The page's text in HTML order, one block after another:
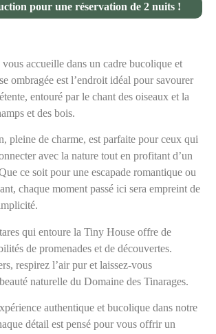
pour une réservation de 2 nuits !
accueille dans un cadre bucolique et
ombragée est l’endroit idéal pour savourer
entouré par le chant des oiseaux et la
et des bois.
pleine de charme, est parfaite pour ceux qui
avec la nature tout en profitant d’un
ce soit pour une escapade romantique ou
chaque moment passé ici sera empreint de
qui entoure la Tiny House offre de
de promenades et de découvertes.
respirez l’air pur et laissez-vous
naturelle du Domaine des Tinarages.
authentique et bucolique dans notre
détail est pensé pour vous offrir un